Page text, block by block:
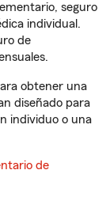
seguro
individual.
de
obtener una
diseñado para
individuo o una
de